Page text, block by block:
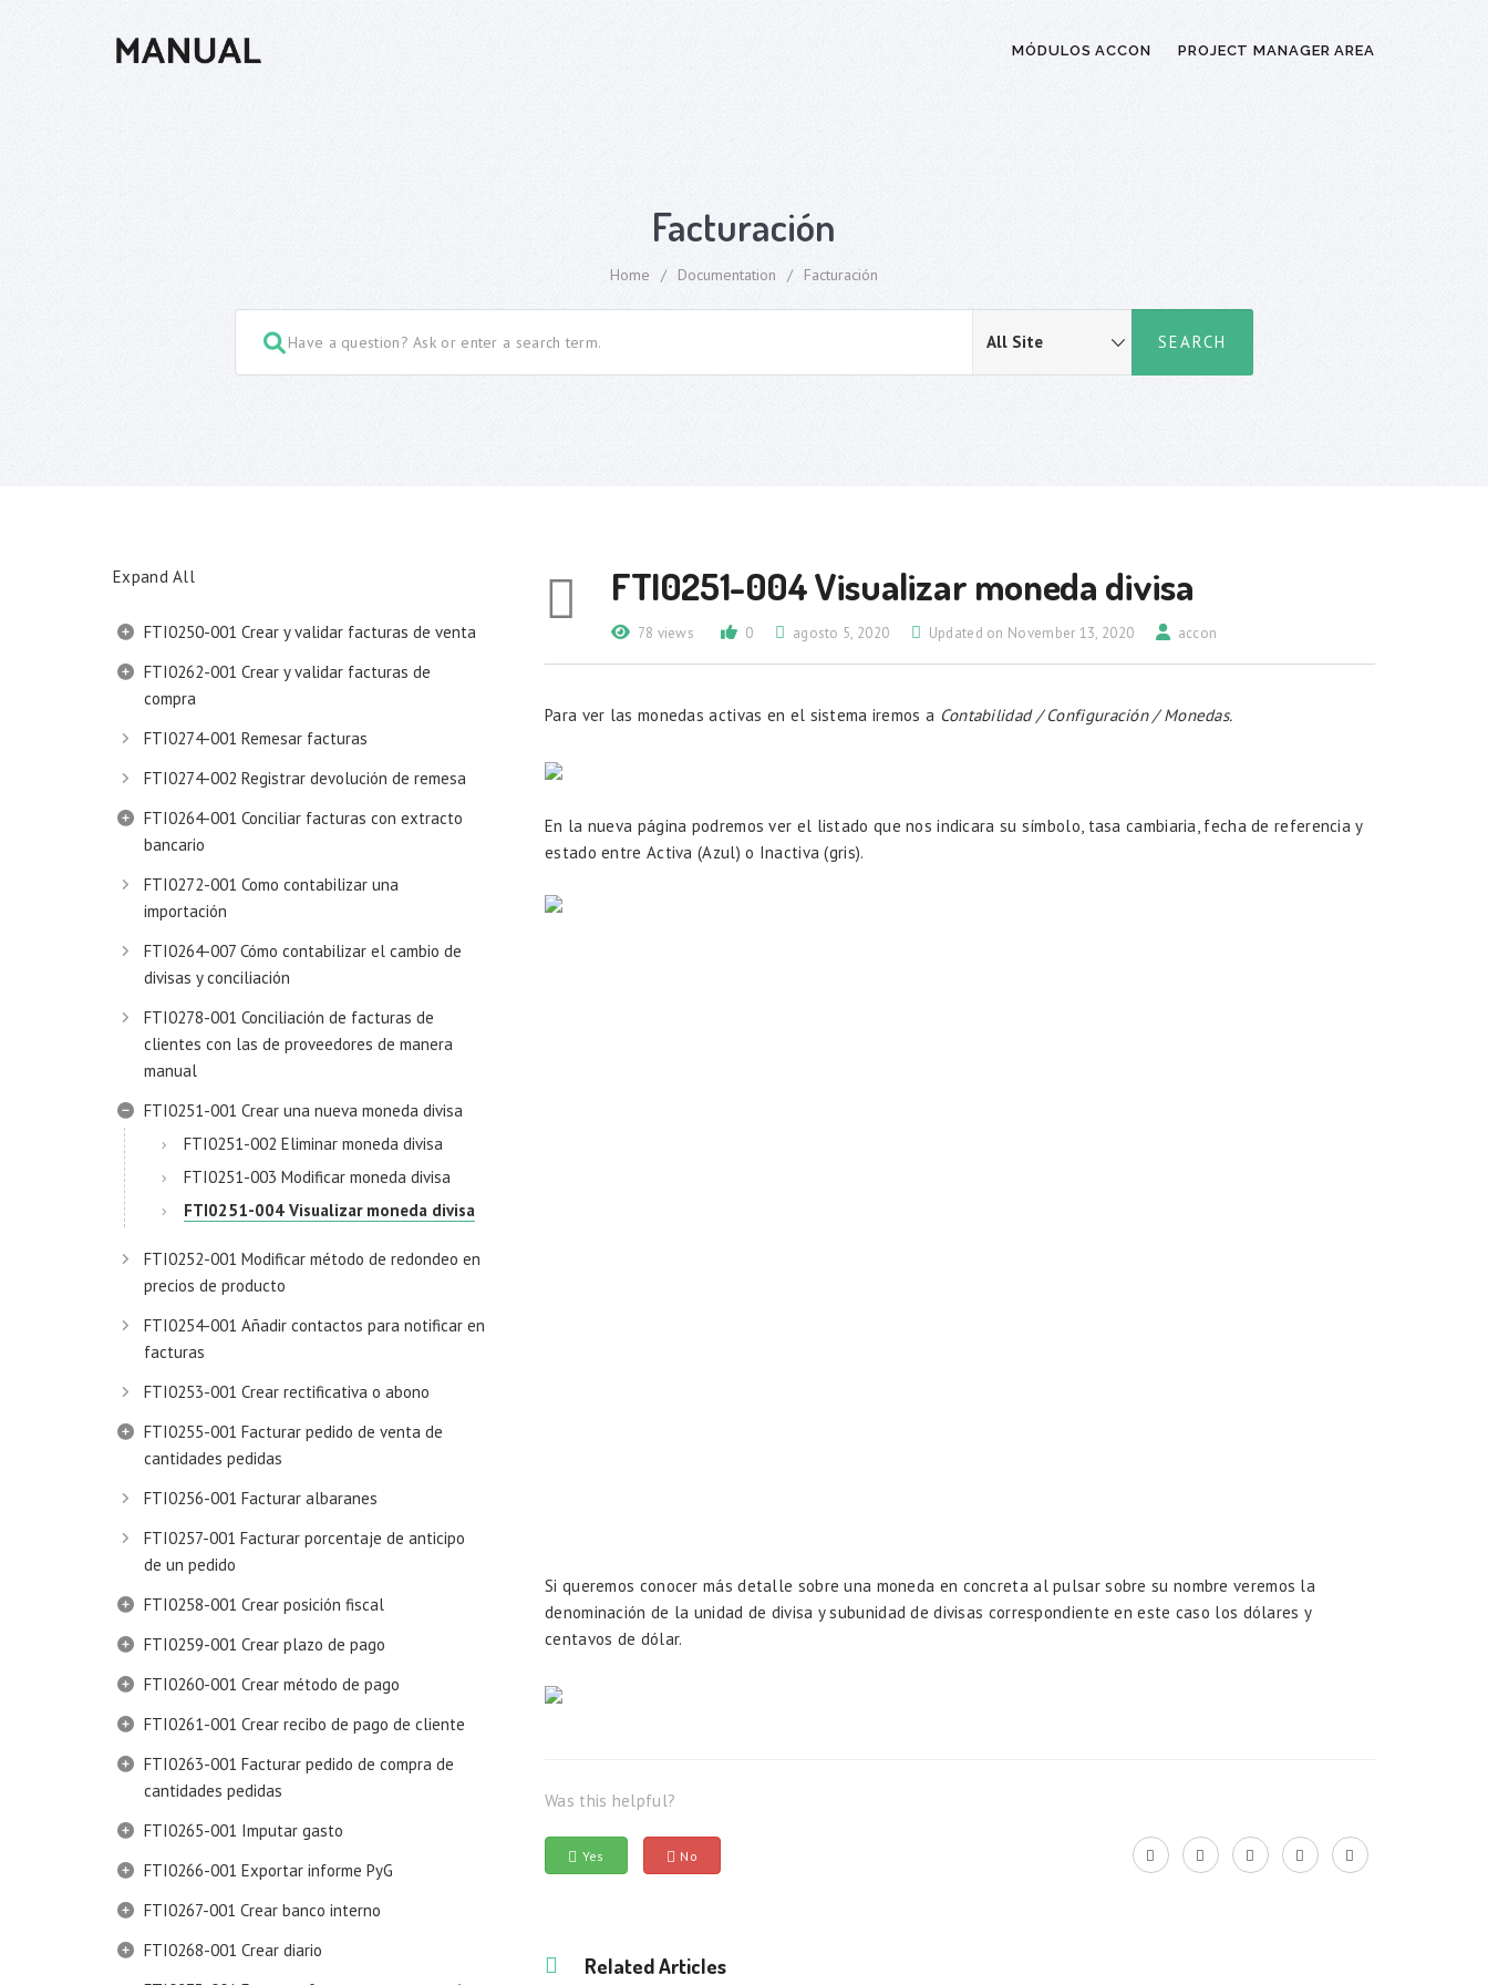
MÓDULOS ACCON PROJECT MANAGER AREA
Facturación
Home / Documentation / Facturación
Expand All
FTI0250-001 Crear y validar facturas de venta
FTI0262-001 Crear y validar facturas de
compra
FTI0274-001 Remesar facturas
FTI0274-002 Registrar devolución de remesa
FTI0264-001 Conciliar facturas con extracto
bancario
FTI0272-001 Como contabilizar una
importación
FTI0264-007 Cómo contabilizar el cambio de
divisas y conciliación
FTI0278-001 Conciliación de facturas de
clientes con las de proveedores de manera
manual
FTI0251-001 Crear una nueva moneda divisa
FTI0251-002 Eliminar moneda divisa
FTI0251-003 Modificar moneda divisa
FTI0251-004 Visualizar moneda divisa
FTI0252-001 Modificar método de redondeo en
precios de producto
FTI0254-001 Añadir contactos para notificar en
facturas
FTI0253-001 Crear rectificativa o abono
FTI0255-001 Facturar pedido de venta de
cantidades pedidas
FTI0256-001 Facturar albaranes
FTI0257-001 Facturar porcentaje de anticipo
de un pedido
FTI0258-001 Crear posición fiscal
FTI0259-001 Crear plazo de pago
FTI0260-001 Crear método de pago
FTI0261-001 Crear recibo de pago de cliente
FTI0263-001 Facturar pedido de compra de
cantidades pedidas
FTI0265-001 Imputar gasto
FTI0266-001 Exportar informe PyG
FTI0267-001 Crear banco interno
FTI0268-001 Crear diario
FTI0251-004 Visualizar moneda divisa
78 views 0 agosto 5, 2020 Updated on November 13, 2020 accon
Para ver las monedas activas en el sistema iremos a Contabilidad / Configuración / Monedas.
En la nueva página podremos ver el listado que nos indicara su símbolo, tasa cambiaria, fecha de referencia y
estado entre Activa (Azul) o Inactiva (gris).
Si queremos conocer más detalle sobre una moneda en concreta al pulsar sobre su nombre veremos la
denominación de la unidad de divisa y subunidad de divisas correspondiente en este caso los dólares y
centavos de dólar.
Was this helpful?
Yes No
Related Articles